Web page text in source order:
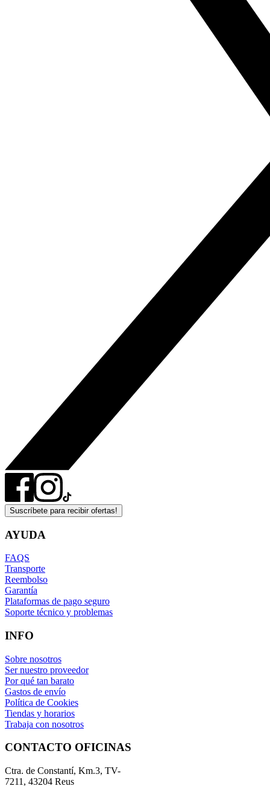
Suscríbete para recibir ofertas!
AYUDA
FAQS
Transporte
Reembolso
Garantía
Plataformas de pago seguro
Soporte técnico y problemas
INFO
Sobre nosotros
Ser nuestro proveedor
Por qué tan barato
Gastos de envío
Política de Cookies
Tiendas y horarios
Trabaja con nosotros
CONTACTO OFICINAS
Ctra. de Constantí, Km.3, TV-
7211, 43204 Reus